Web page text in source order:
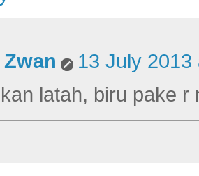
Zwan
13 July 2013
latah, biru pake r